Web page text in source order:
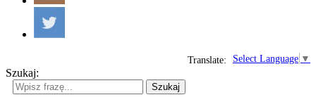
Select Language ▼
Translate:
Szukaj:
Szukaj